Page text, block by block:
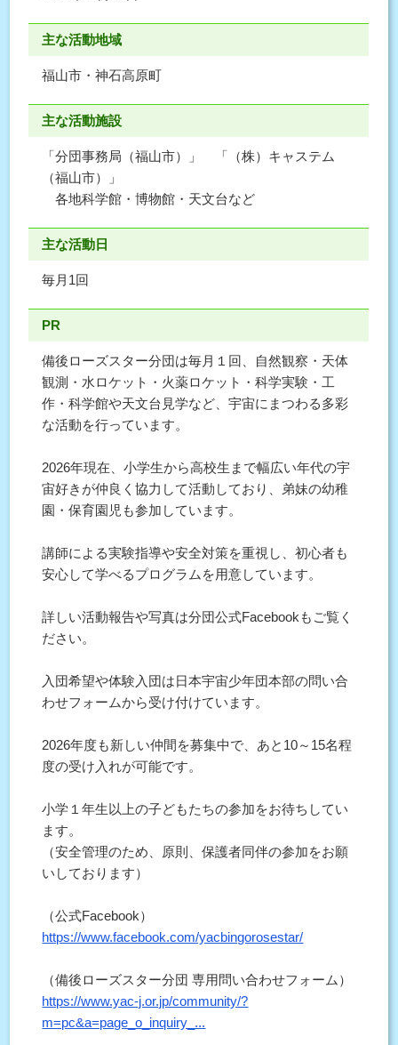
主な活動地域
福山市・神石高原町
主な活動施設
「分団事務局（福山市）」 「（株）キャステム
（福山市）」
各地科学館・博物館・天文台など
主な活動日
毎月1回
PR
備後ローズスター分団は毎月１回、自然観察・天体
観測・水ロケット・火薬ロケット・科学実験・工
作・科学館や天文台見学など、宇宙にまつわる多彩
な活動を行っています。
2026年現在、小学生から高校生まで幅広い年代の宇
宙好きが仲良く協力して活動しており、弟妹の幼稚
園・保育園児も参加しています。
講師による実験指導や安全対策を重視し、初心者も
安心して学べるプログラムを用意しています。
詳しい活動報告や写真は分団公式Facebookもご覧く
ださい。
入団希望や体験入団は日本宇宙少年団本部の問い合
わせフォームから受け付けています。
2026年度も新しい仲間を募集中で、あと10～15名程
度の受け入れが可能です。
小学１年生以上の子どもたちの参加をお待ちしてい
ます。
（安全管理のため、原則、保護者同伴の参加をお願
いしております）
（公式Facebook）
https://www.facebook.com/yacbingorosestar/
（備後ローズスター分団 専用問い合わせフォーム）
https://www.yac-j.or.jp/community/?
m=pc&a=page_o_inquiry_...